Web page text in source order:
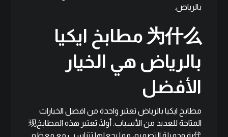
بالرياض.
为什么 مطابخ ايكيا
بالرياض هي الخيار
الأفضل
مطابخ ايكيا بالرياض تعتبر واحدة من افضل الخيارات
المتاحة للعديد من الأسباب. أولًا، تعتبر هذه المطابخ现